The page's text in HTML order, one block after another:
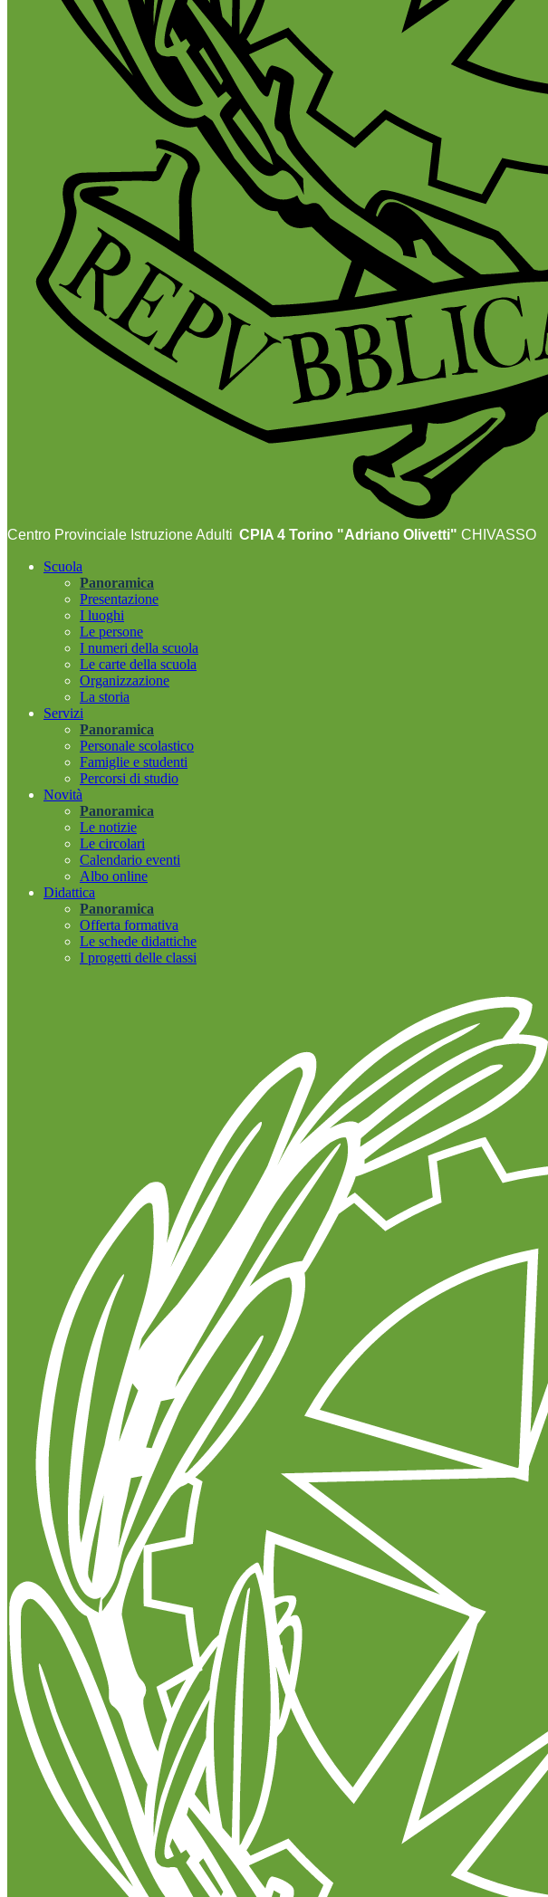
Centro Provinciale Istruzione Adulti CPIA 4 Torino "Adriano Olivetti" CHIVASSO
Scuola
Panoramica
Presentazione
I luoghi
Le persone
I numeri della scuola
Le carte della scuola
Organizzazione
La storia
Servizi
Panoramica
Personale scolastico
Famiglie e studenti
Percorsi di studio
Novità
Panoramica
Le notizie
Le circolari
Calendario eventi
Albo online
Didattica
Panoramica
Offerta formativa
Le schede didattiche
I progetti delle classi